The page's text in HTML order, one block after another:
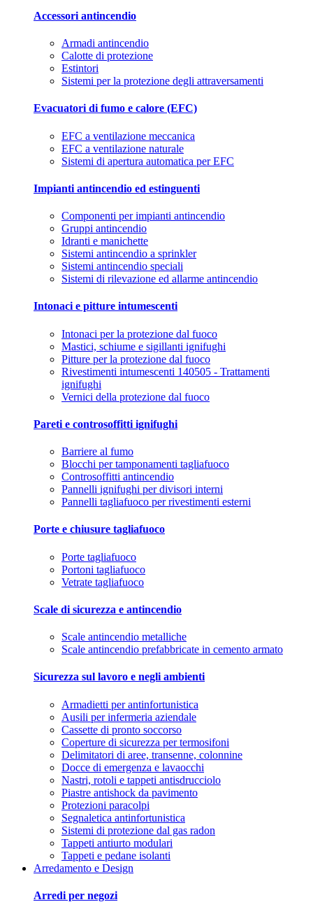
Accessori antincendio
Armadi antincendio
Calotte di protezione
Estintori
Sistemi per la protezione degli attraversamenti
Evacuatori di fumo e calore (EFC)
EFC a ventilazione meccanica
EFC a ventilazione naturale
Sistemi di apertura automatica per EFC
Impianti antincendio ed estinguenti
Componenti per impianti antincendio
Gruppi antincendio
Idranti e manichette
Sistemi antincendio a sprinkler
Sistemi antincendio speciali
Sistemi di rilevazione ed allarme antincendio
Intonaci e pitture intumescenti
Intonaci per la protezione dal fuoco
Mastici, schiume e sigillanti ignifughi
Pitture per la protezione dal fuoco
Rivestimenti intumescenti 140505 - Trattamenti
ignifughi
Vernici della protezione dal fuoco
Pareti e controsoffitti ignifughi
Barriere al fumo
Blocchi per tamponamenti tagliafuoco
Controsoffitti antincendio
Pannelli ignifughi per divisori interni
Pannelli tagliafuoco per rivestimenti esterni
Porte e chiusure tagliafuoco
Porte tagliafuoco
Portoni tagliafuoco
Vetrate tagliafuoco
Scale di sicurezza e antincendio
Scale antincendio metalliche
Scale antincendio prefabbricate in cemento armato
Sicurezza sul lavoro e negli ambienti
Armadietti per antinfortunistica
Ausili per infermeria aziendale
Cassette di pronto soccorso
Coperture di sicurezza per termosifoni
Delimitatori di aree, transenne, colonnine
Docce di emergenza e lavaocchi
Nastri, rotoli e tappeti antisdrucciolo
Piastre antishock da pavimento
Protezioni paracolpi
Segnaletica antinfortunistica
Sistemi di protezione dal gas radon
Tappeti antiurto modulari
Tappeti e pedane isolanti
Arredamento e Design
Arredi per negozi